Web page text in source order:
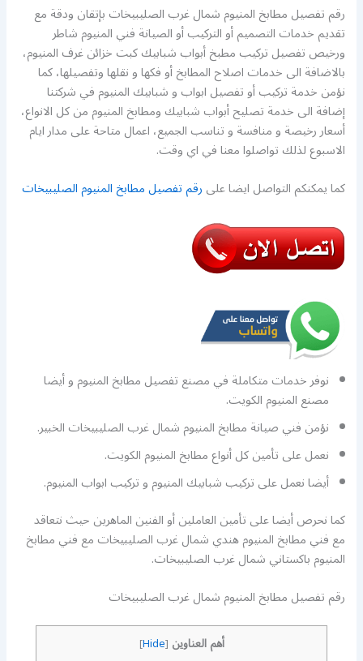
رقم تفصيل مطابخ المنيوم شمال غرب الصليبيخات بإتقان ودقة مع
تقديم خدمات التصميم أو التركيب أو الصيانة فني المنيوم شاطر
ورخيص تفصيل تركيب مطبخ أبواب شبابيك كبت خزائن غرف المنيوم،
بالاضافة الى خدمات اصلاح المطابخ أو فكها و نقلها وتفصيلها، كما
نؤمن خدمة تركيب أو تفصيل ابواب و شبابيك المنيوم في شركتنا
إضافة الى خدمة تصليح أبواب شبابيك ومطابخ المنيوم من كل الانواع،
أسعار رخيصة و منافسة و تناسب الجميع، اعمال متاحة على مدار ايام
الاسبوع لذلك تواصلوا معنا في اي وقت.
كما يمكنكم التواصل ايضا علىرقم تفصيل مطابخ المنيوم الصليبيخات
نوفر خدمات متكاملة في مصنع تفصيل مطابخ المنيوم و أيضا
مصنع المنيوم الكويت.
نؤمن فني صيانة مطابخ المنيوم شمال غرب الصليبيخات الخبير.
نعمل على تأمين كل أنواع مطابخ المنيوم الكويت.
أيضا نعمل على تركيب شبابيك المنيوم و تركيب ابواب المنيوم.
كما نحرص أيضا على تأمين العاملين أو الفنين الماهرين حيث نتعاقد
مع فني مطابخ المنيوم هندي شمال غرب الصليبيخات مع فني مطابخ
المنيوم باكستاني شمال غرب الصليبيخات.
رقم تفصيل مطابخ المنيوم شمال غرب الصليبيخات
أهم العناوين [
Hide
]